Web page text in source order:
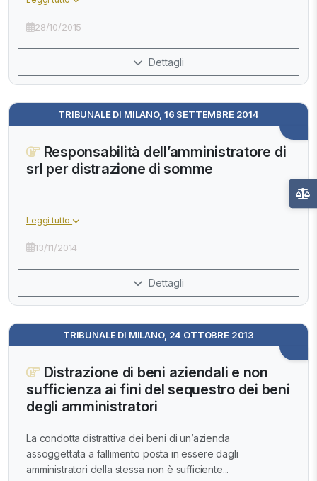
28/10/2015
Dettagli
TRIBUNALE DI MILANO, 16 SETTEMBRE 2014
Responsabilità dell’amministratore di
srl per distrazione di somme
Leggi tutto
13/11/2014
Dettagli
TRIBUNALE DI MILANO, 24 OTTOBRE 2013
Distrazione di beni aziendali e non
sufficienza ai fini del sequestro dei beni
degli amministratori
La condotta distrattiva dei beni di un’azienda
assoggettata a fallimento posta in essere dagli
amministratori della stessa non è sufficiente...